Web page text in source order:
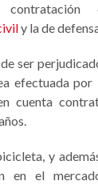
y la de
ser
efectuada
cuenta
y
en el